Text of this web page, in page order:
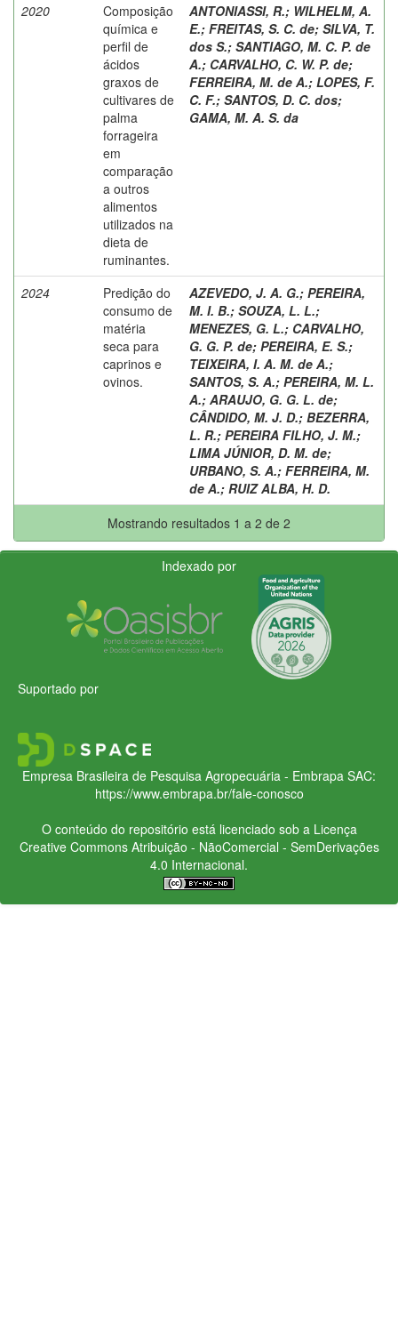
2020
Composição
química e
perfil de
ácidos
graxos de
cultivares de
palma
forrageira
em
comparação
a outros
alimentos
utilizados na
dieta de
ruminantes.
ANTONIASSI, R.; WILHELM, A.
E.; FREITAS, S. C. de; SILVA, T.
dos S.; SANTIAGO, M. C. P. de
A.; CARVALHO, C. W. P. de;
FERREIRA, M. de A.; LOPES, F.
C. F.; SANTOS, D. C. dos;
GAMA, M. A. S. da
2024
Predição do
consumo de
matéria
seca para
caprinos e
ovinos.
AZEVEDO, J. A. G.; PEREIRA,
M. I. B.; SOUZA, L. L.;
MENEZES, G. L.; CARVALHO,
G. G. P. de; PEREIRA, E. S.;
TEIXEIRA, I. A. M. de A.;
SANTOS, S. A.; PEREIRA, M. L.
A.; ARAUJO, G. G. L. de;
CÂNDIDO, M. J. D.; BEZERRA,
L. R.; PEREIRA FILHO, J. M.;
LIMA JÚNIOR, D. M. de;
URBANO, S. A.; FERREIRA, M.
de A.; RUIZ ALBA, H. D.
Mostrando resultados 1 a 2 de 2
Indexado por
Suportado por
Empresa Brasileira de Pesquisa Agropecuária - Embrapa SAC:
https://www.embrapa.br/fale-conosco
O conteúdo do repositório está licenciado sob a Licença
Creative CommonsAtribuição - NãoComercial - SemDerivações
4.0 Internacional.